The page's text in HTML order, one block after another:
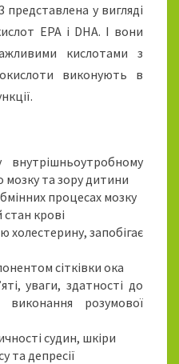
у вигляді
EPA і DHA. І вони
кислотами з
виконують в
мозку та зору дитини
процесах мозку
стан крові
холестерину, запобігає
сітківки ока
уваги, здатності до
розумової
судин, шкіри
та депресії